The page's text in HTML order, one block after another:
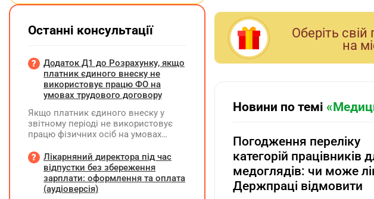
Оберiть свiй
на
Новини по темі
Погодження переліку
категорій працівників
медоглядів: чи може
Держпраці відмовити
Останні консультації
Додаток Д1 до Розрахунку, якщо
платник єдиного внеску не
використовує працю ФО на
умовах трудового договору
Якщо платник єдиного внеску у
звітному періоді не використовує
працю фізичних осіб на умовах
на інших умовах, передбачених
законодавством, Додаток Д1/
Додаток ФІЗ-Д1 за відповідний
період не подається
Лікарняний директора під час
відпустки без збереження
зарплати: оформлення та оплата
(аудіоверсія)